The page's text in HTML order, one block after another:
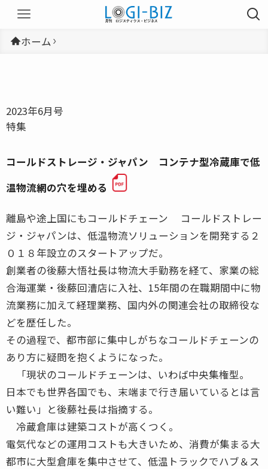
ホーム
2023年6月号
特集
コールドストレージ・ジャパン コンテナ型冷蔵庫で低
温物流網の穴を埋める
離島や途上国にもコールドチェーン コールドストレー
ジ・ジャパンは、低温物流ソリューションを開発する２
０１８年設立のスタートアップだ。
創業者の後藤大悟社長は物流大手勤務を経て、家業の総
合海運業・後藤回漕店に入社、15年間の在職期間中に物
流業務に加えて経理業務、国内外の関連会社の取締役な
どを歴任した。
その過程で、都市部に集中しがちなコールドチェーンの
あり方に疑問を抱くようになった。
「現状のコールドチェーンは、いわば中央集権型。
日本でも世界各国でも、末端まで行き届いているとは言
い難い」と後藤社長は指摘する。
冷蔵倉庫は建築コストが高くつく。
電気代などの運用コストも大きいため、消費が集まる大
都市に大型倉庫を集中させて、低温トラックでハブ＆ス